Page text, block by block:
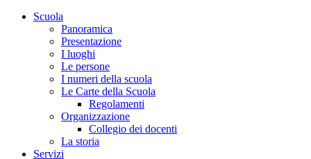
Scuola
Panoramica
Presentazione
I luoghi
Le persone
I numeri della scuola
Le Carte della Scuola
Regolamenti
Organizzazione
Collegio dei docenti
La storia
Servizi